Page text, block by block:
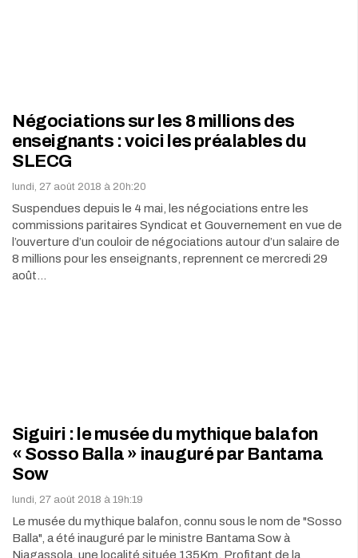
Négociations sur les 8 millions des
enseignants : voici les préalables du
SLECG
lundi, 27 août 2018 à 20h:20
Suspendues depuis le 4 mai, les négociations entre les
commissions paritaires Syndicat et Gouvernement en vue de
l’ouverture d’un couloir de négociations autour d’un salaire de
8 millions pour les enseignants, reprennent ce mercredi 29
août…
Siguiri : le musée du mythique balafon
« Sosso Balla » inauguré par Bantama
Sow
lundi, 27 août 2018 à 19h:19
Le musée du mythique balafon, connu sous le nom de "Sosso
Balla", a été inauguré par le ministre Bantama Sow à
Niagassola, une localité située 135Km. Profitant de la